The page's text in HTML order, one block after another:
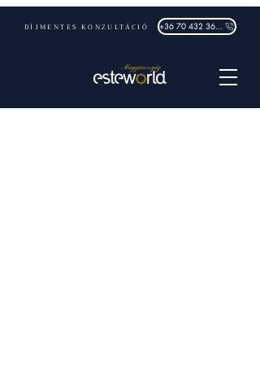
DÍJMENTES KONZULTÁCIÓ +36 70 432 3632